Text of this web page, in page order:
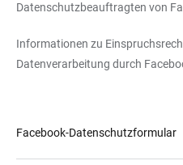
Datenschutzbeauftragten von
Informationen zu
Datenverarbeitung durch
Facebook-Datenschutzformular